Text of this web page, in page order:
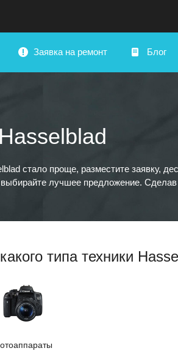
Заявка на ремонт Блог
стало проще, разместите заявку,
лучшее предложение.
типа техники